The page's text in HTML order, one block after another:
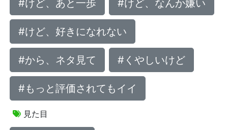
#けど、あと一歩 #けど、なんか嫌い
#けど、好きになれない
#から、ネタ見て #くやしいけど
#もっと評価されてもイイ
見た目